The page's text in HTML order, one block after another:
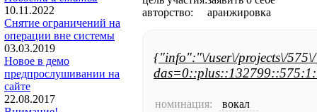
10.11.2022
Снятие ограничений на
операции вне системы
03.03.2019
Новое в демо
предпрослушивании на
сайте
22.08.2017
авторство:
аранжировка
{"info":"\/user\/projects\/
номинация:
вокал